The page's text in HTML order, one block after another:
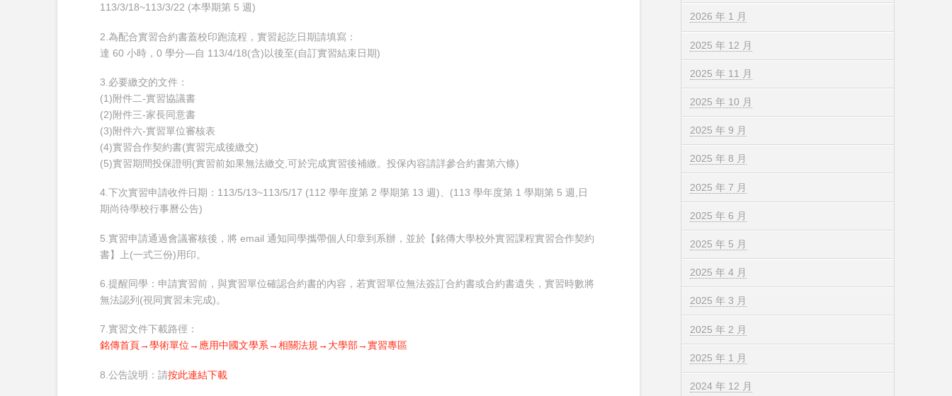
113/3/18~113/3/22 (本學期第 5 週)
2.為配合實習合約書蓋校印跑流程，實習起訖日期請填寫：
達 60 小時，0 學分—自 113/4/18(含)以後至(自訂實習結束日期)
3.必要繳交的文件：
(1)附件二-實習協議書
(2)附件三-家長同意書
(3)附件六-實習單位審核表
(4)實習合作契約書(實習完成後繳交)
(5)實習期間投保證明(實習前如果無法繳交,可於完成實習後補繳。投保內容請詳參合約書第六條)
4.下次實習申請收件日期：113/5/13~113/5/17 (112 學年度第 2 學期第 13 週)、(113 學年度第 1 學期第 5 週,日
期尚待學校行事曆公告)
5.實習申請通過會議審核後，將 email 通知同學攜帶個人印章到系辦，並於【銘傳大學校外實習課程實習合作契約
書】上(一式三份)用印。
6.提醒同學：申請實習前，與實習單位確認合約書的內容，若實習單位無法簽訂合約書或合約書遺失，實習時數將
無法認列(視同實習未完成)。
7.實習文件下載路徑：
銘傳首頁→學術單位→應用中國文學系→相關法規→大學部→實習專區
8.公告說明：請按此連結下載
2026 年 1 月
2025 年 12 月
2025 年 11 月
2025 年 10 月
2025 年 9 月
2025 年 8 月
2025 年 7 月
2025 年 6 月
2025 年 5 月
2025 年 4 月
2025 年 3 月
2025 年 2 月
2025 年 1 月
2024 年 12 月